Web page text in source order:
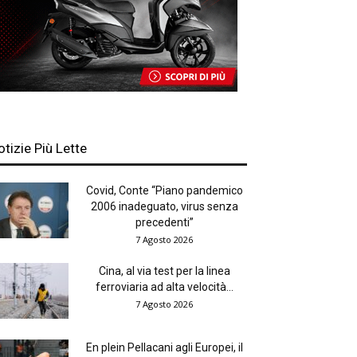
Più Lette
Covid, Conte “Piano pandemico
2006 inadeguato, virus senza
precedenti”
7 Agosto 2026
Cina, al via test per la linea
ferroviaria ad alta velocità...
7 Agosto 2026
En plein Pellacani agli Europei, il